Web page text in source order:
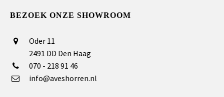
BEZOEK ONZE SHOWROOM
Oder 11
2491 DD Den Haag
070 - 218 91 46
info@aveshorren.nl